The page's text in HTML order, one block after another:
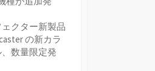
クター新製品
の新カラ
、数量限定発